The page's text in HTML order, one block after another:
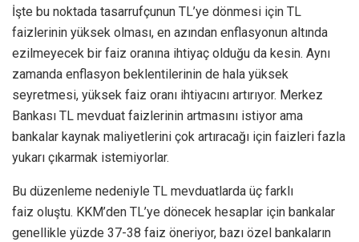
İşte bu noktada tasarrufçunun TL’ye dönmesi için TL
faizlerinin yüksek olması, en azından enflasyonun altında
ezilmeyecek bir faiz oranına ihtiyaç olduğu da kesin. Aynı
zamanda enflasyon beklentilerinin de hala yüksek
seyretmesi, yüksek faiz oranı ihtiyacını artırıyor. Merkez
Bankası TL mevduat faizlerinin artmasını istiyor ama
bankalar kaynak maliyetlerini çok artıracağı için faizleri fazla
yukarı çıkarmak istemiyorlar.
Bu düzenleme nedeniyle TL mevduatlarda üç farklı
faiz oluştu. KKM’den TL’ye dönecek hesaplar için bankalar
genellikle yüzde 37-38 faiz öneriyor, bazı özel bankaların